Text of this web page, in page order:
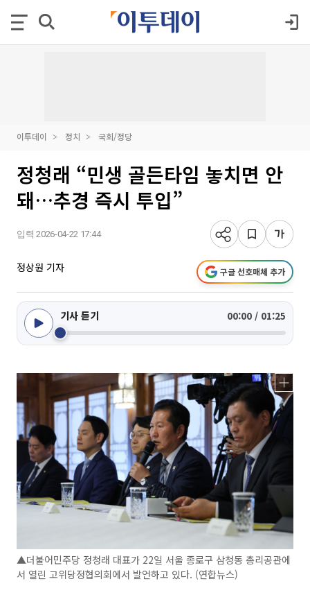
이투데이 정치 국회/정당
정청래 “민생 골든타임 놓치면 안
돼…추경 즉시 투입”
입력 2026-04-22 17:44
정상원 기자 구글 선호매체 추가
기사 듣기 00:00 / 01:25
▲더불어민주당 정청래 대표가 22일 서울 종로구 삼청동 총리공관에
서 열린 고위당정협의회에서 발언하고 있다. (연합뉴스)